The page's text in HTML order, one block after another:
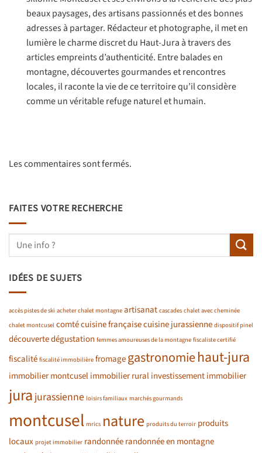
beaux paysages, des artisans passionnés et des bonnes
adresses à partager. Rédacteur et photographe, il met en
lumière le charme discret du Haut-Jura à travers des
articles empreints d’authenticité. Entre balades en
montagne, découvertes gourmandes et rencontres
locales, il raconte la vie de ce territoire qu’il considère
comme un véritable refuge naturel et humain.
Les commentaires sont fermés.
FAITES VOTRE RECHERCHE
IDÉES DE SUJETS
accès pistes de ski acheter chalet montagne artisanat cascades chalet avec cheminée
chalet montcusel comtécuisine françaisecuisine jurassienne dispositif pinel
découvertedégustation femmes amoureuses de la montagne fiscaliste certifié
fiscalité fiscalité immobilière fromagegastronomiehaut-jura
immobilier montcuselimmobilier ruralinvestissement immobilier
jura jurassienne loisirs familiaux marchés gourmands
montcusel mrics nature produits du terroir produits
locaux projet immobilier randonnéerandonnée en montagne